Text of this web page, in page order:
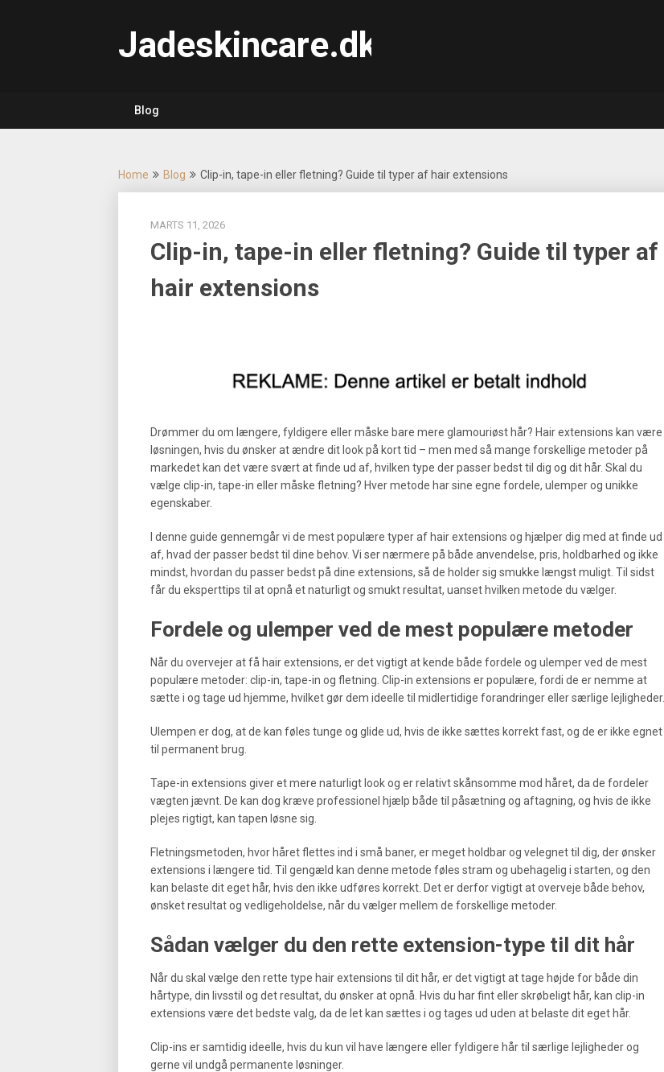
Jadeskincare.dk
Blog
Home Blog Clip-in, tape-in eller fletning? Guide til typer af hair extensions
MARTS 11, 2026
Clip-in, tape-in eller fletning? Guide til typer af
hair extensions
Drømmer du om længere, fyldigere eller måske bare mere glamouriøst hår? Hair extensions kan være
løsningen, hvis du ønsker at ændre dit look på kort tid – men med så mange forskellige metoder på
markedet kan det være svært at finde ud af, hvilken type der passer bedst til dig og dit hår. Skal du
vælge clip-in, tape-in eller måske fletning? Hver metode har sine egne fordele, ulemper og unikke
egenskaber.
I denne guide gennemgår vi de mest populære typer af hair extensions og hjælper dig med at finde ud
af, hvad der passer bedst til dine behov. Vi ser nærmere på både anvendelse, pris, holdbarhed og ikke
mindst, hvordan du passer bedst på dine extensions, så de holder sig smukke længst muligt. Til sidst
får du eksperttips til at opnå et naturligt og smukt resultat, uanset hvilken metode du vælger.
Fordele og ulemper ved de mest populære metoder
Når du overvejer at få hair extensions, er det vigtigt at kende både fordele og ulemper ved de mest
populære metoder: clip-in, tape-in og fletning. Clip-in extensions er populære, fordi de er nemme at
sætte i og tage ud hjemme, hvilket gør dem ideelle til midlertidige forandringer eller særlige lejligheder.
Ulempen er dog, at de kan føles tunge og glide ud, hvis de ikke sættes korrekt fast, og de er ikke egnet
til permanent brug.
Tape-in extensions giver et mere naturligt look og er relativt skånsomme mod håret, da de fordeler
vægten jævnt. De kan dog kræve professionel hjælp både til påsætning og aftagning, og hvis de ikke
plejes rigtigt, kan tapen løsne sig.
Fletningsmetoden, hvor håret flettes ind i små baner, er meget holdbar og velegnet til dig, der ønsker
extensions i længere tid. Til gengæld kan denne metode føles stram og ubehagelig i starten, og den
kan belaste dit eget hår, hvis den ikke udføres korrekt. Det er derfor vigtigt at overveje både behov,
ønsket resultat og vedligeholdelse, når du vælger mellem de forskellige metoder.
Sådan vælger du den rette extension-type til dit hår
Når du skal vælge den rette type hair extensions til dit hår, er det vigtigt at tage højde for både din
hårtype, din livsstil og det resultat, du ønsker at opnå. Hvis du har fint eller skrøbeligt hår, kan clip-in
extensions være det bedste valg, da de let kan sættes i og tages ud uden at belaste dit eget hår.
Clip-ins er samtidig ideelle, hvis du kun vil have længere eller fyldigere hår til særlige lejligheder og
gerne vil undgå permanente løsninger.